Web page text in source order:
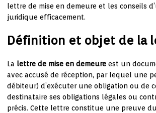
lettre de mise en demeure et les conseils
juridique efficacement.
Définition et objet de la
La lettre de mise en demeure est un
avec accusé de réception, par lequel une
débiteur) d’exécuter une obligation ou de
destinataire ses obligations légales ou
précis. Cette lettre constitue une preuve